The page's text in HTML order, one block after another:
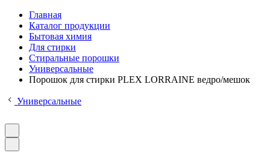
Главная
Каталог продукции
Бытовая химия
Для стирки
Стиральные порошки
Универсальные
Порошок для стирки PLEX LORRAINE ведро/мешок
Универсальные